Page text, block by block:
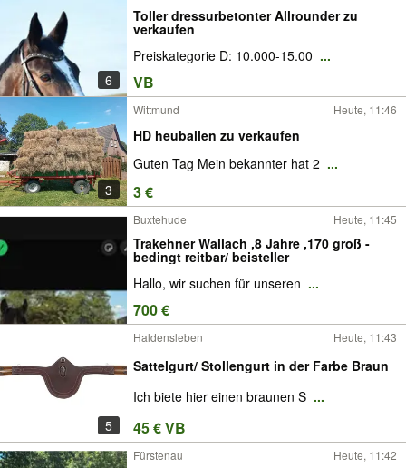
6
Toller dressurbetonter Allrounder zu
verkaufen
Preiskategorie D: 10.000-15.00 ...
VB
3
Wittmund Heute, 11:46
HD heuballen zu verkaufen
Guten Tag Mein bekannter hat 2 ...
3 €
Buxtehude Heute, 11:45
Trakehner Wallach ,8 Jahre ,170 groß -
bedingt reitbar/ beisteller
Hallo, wir suchen für unseren ...
700 €
5
Haldensleben Heute, 11:43
Sattelgurt/ Stollengurt in der Farbe Braun
Ich biete hier einen braunen S ...
45 € VB
Fürstenau Heute, 11:42